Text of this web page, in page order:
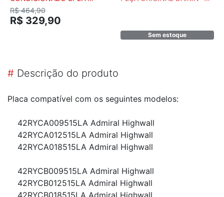
SPRINGER UP WAY MAXI
FLEX CARRIER MIDEA 18K
22K 24K 30K BTUS
R$ 464,90
R$ 329,90
Sem estoque
# Descrição do produto
Placa compatível com os seguintes modelos:
42RYCA009515LA Admiral Highwall
42RYCA012515LA Admiral Highwall
42RYCA018515LA Admiral Highwall
42RYCB009515LA Admiral Highwall
42RYCB012515LA Admiral Highwall
42RYCB018515LA Admiral Highwall